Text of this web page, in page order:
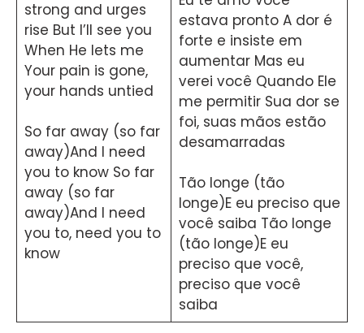
strong and urges
rise But I’ll see you
When He lets me
Your pain is gone,
your hands untied
So far away (so far
away)And I need
you to know So far
away (so far
away)And I need
you to, need you to
know
estava pronto A dor é
forte e insiste em
aumentar Mas eu
verei você Quando Ele
me permitir Sua dor se
foi, suas mãos estão
desamarradas
Tão longe (tão
longe)E eu preciso que
você saiba Tão longe
(tão longe)E eu
preciso que você,
preciso que você
saiba